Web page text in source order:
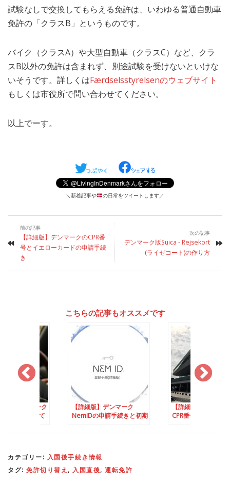
試験なしで交換してもらえる免許は、いわゆる普通自動車
免許の「クラスB」というものです。
バイク（クラスA）や大型自動車（クラスC）など、クラ
スB以外の免許は含まれず、別途試験を受けないといけな
いそうです。詳しくはFærdselsstyrelsenのウェブサイト
もしくは市役所で問い合わせてください。
以上でーす。
＼新着記事や の日常をツイートします／
前の記事
【詳細版】デンマークのCPR番
号とイエローカードの申請手続
き
次の記事
デンマーク版Suica - Rejsekort
(ライゼコート)の作り方
こちらの記事もオススメです
え③ デンマーク
免許証を使って
【詳細版】デンマーク
NemIDの申請手続きと初期
【詳細版】デンマー
CPR番号とイエロー
カテゴリー: 入国後手続き情報
タグ: 免許切り替え , 入国直後, 運転免許